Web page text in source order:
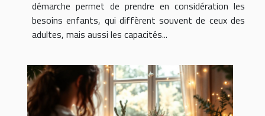
démarche permet de prendre en considération les
besoins enfants, qui diffèrent souvent de ceux des
adultes, mais aussi les capacités...